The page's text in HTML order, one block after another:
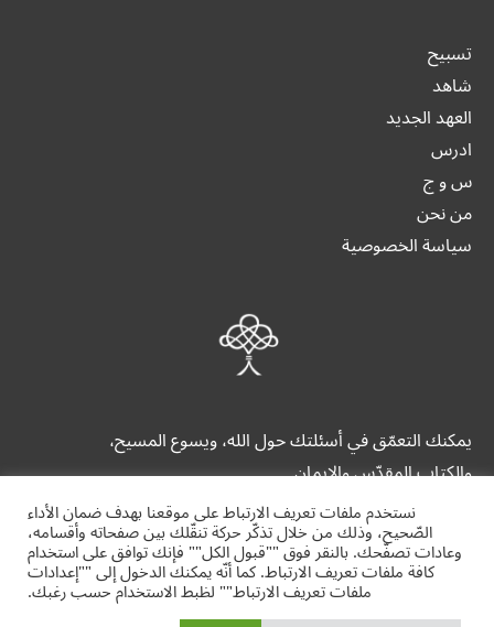
تسبيح
شاهد
العهد الجديد
ادرس
س و ج
من نحن
سياسة الخصوصية
يمكنك التعمّق في أسئلتك حول الله، ويسوع المسيح،
والكتاب المقدّس والإيمان.
alrrabita.org
نستخدم ملفات تعريف الارتباط على موقعنا بهدف ضمان الأداء
الصّحيح، وذلك من خلال تذكّر حركة تنقّلك بين صفحاته وأقسامه،
وعادات تصفّحك. بالنقر فوق ""قبول الكل"" فإنك توافق على استخدام
كافة ملفات تعريف الارتباط. كما أنّه يمكنك الدخول إلى ""إعدادات
ملفات تعريف الارتباط"" لظبط الاستخدام حسب رغبك.